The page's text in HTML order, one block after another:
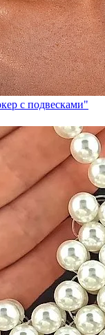
с подвесками"